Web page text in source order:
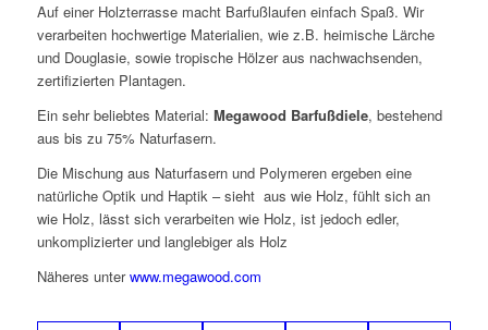
Auf einer Holzterrasse macht Barfußlaufen einfach Spaß. Wir
verarbeiten hochwertige Materialien, wie z.B. heimische Lärche
und Douglasie, sowie tropische Hölzer aus nachwachsenden,
zertifizierten Plantagen.
Ein sehr beliebtes Material: Megawood Barfußdiele, bestehend
aus bis zu 75% Naturfasern.
Die Mischung aus Naturfasern und Polymeren ergeben eine
natürliche Optik und Haptik – sieht aus wie Holz, fühlt sich an
wie Holz, lässt sich verarbeiten wie Holz, ist jedoch edler,
unkomplizierter und langlebiger als Holz
Näheres unterwww.megawood.com